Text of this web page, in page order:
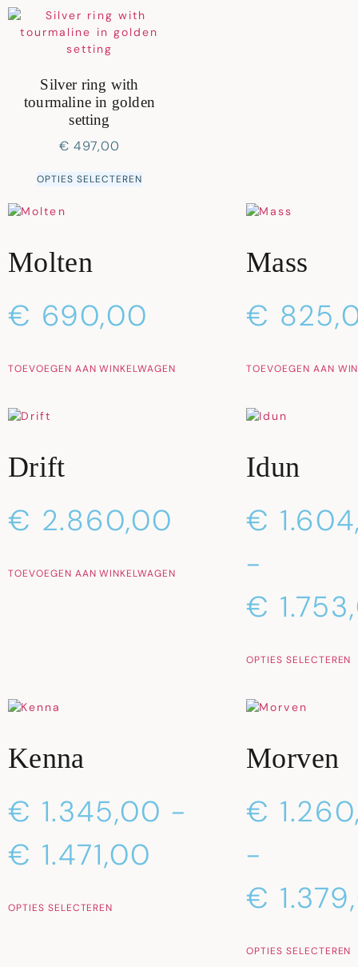
Silver ring with
tourmaline in golden
setting
€ 497,00
OPTIES SELECTEREN
Molten
€ 690,00
TOEVOEGEN AAN WINKELWAGEN
Mass
€
TOEVOEGEN AAN
Drift
€ 2.860,00
TOEVOEGEN AAN WINKELWAGEN
Idun
€
-
€
OPTIES SELECTEREN
Kenna
€ 1.345,00 -
€ 1.471,00
OPTIES SELECTEREN
Morven
€
-
€
OPTIES SELECTEREN